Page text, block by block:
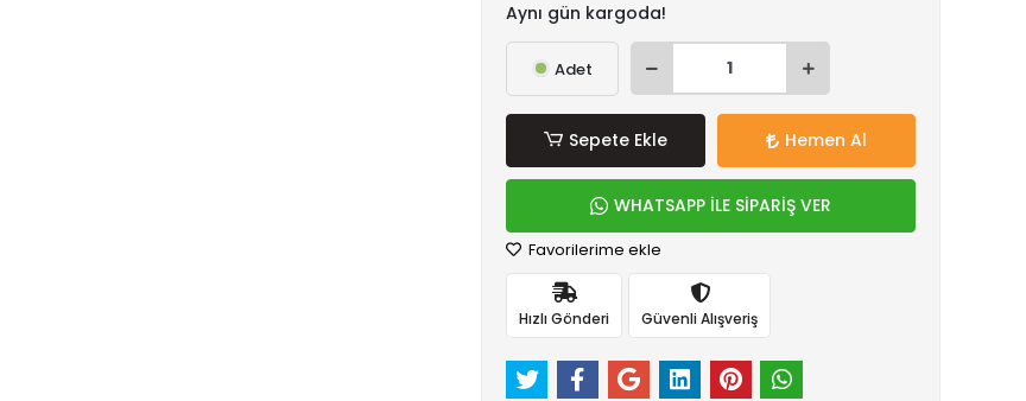
Aynı gün kargoda!
Adet
Sepete Ekle Hemen Al
WHATSAPP İLE SİPARİŞ VER
Favorilerime ekle
Hızlı Gönderi Güvenli Alışveriş